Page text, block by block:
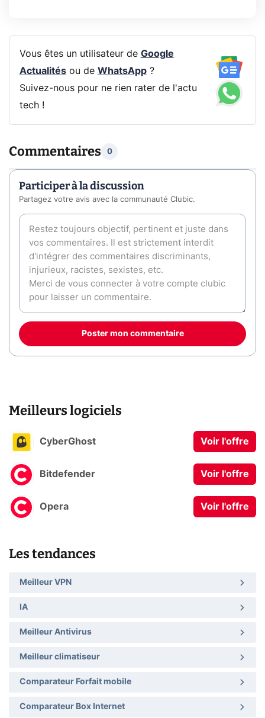
Vous êtes un utilisateur de Google
Actualitésou de WhatsApp?
Suivez-nous pour ne rien rater de l'actu
tech !
Commentaires 0
Participer à la discussion
Partagez votre avis avec la communauté Clubic.
Poster mon commentaire
Meilleurs logiciels
CyberGhost Voir l'offre
Bitdefender Voir l'offre
Opera Voir l'offre
Les tendances
Meilleur VPN
IA
Meilleur Antivirus
Meilleur climatiseur
Comparateur Forfait mobile
Comparateur Box Internet